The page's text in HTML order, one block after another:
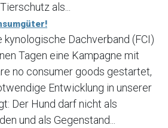
als...
Dachverband (FCI)
Tagen eine Kampagne mit
no consumer goods gestartet,
Entwicklung in unserer
Der Hund darf nicht als
und als Gegenstand...